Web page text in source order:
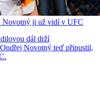
Novotný ji už vidí v UFC
dál drží
Novotný teď připustil,